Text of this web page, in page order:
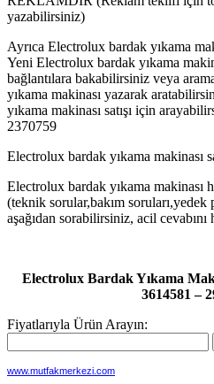
yazabilirsiniz)
Ayrıca Electrolux bardak yıkama
Yeni Electrolux bardak yıkama
bağlantılara bakabilirsiniz veya
yıkama makinası yazarak
yıkama makinası satışı için
2370759
Electrolux bardak yıkama makinası
Electrolux bardak yıkama makinası
(teknik sorular,bakım soruları,yedek
aşağıdan sorabilirsiniz, acil cevabını
Electrolux Bardak Yıkama
3614581 –
Fiyatlarıyla Ürün Arayın:
www.mutfakmerkezi.com